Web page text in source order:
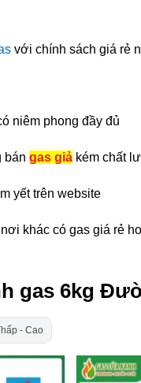
với chính sách giá rẻ
niêm phong đầy đủ
bángas giả kém chất
yết trên website
khác có gas giá rẻ
gas 6kg
- Cao